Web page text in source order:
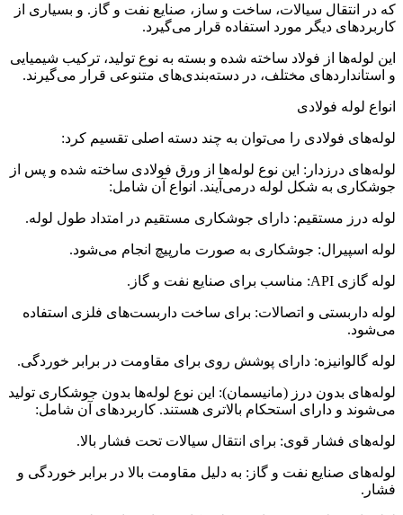
که در انتقال سیالات، ساخت و ساز، صنایع نفت و گاز. و بسیاری از
کاربردهای دیگر مورد استفاده قرار می‌گیرد.
این لوله‌ها از فولاد ساخته شده و بسته به نوع تولید، ترکیب شیمیایی
و استانداردهای مختلف، در دسته‌بندی‌های متنوعی قرار می‌گیرند.
انواع لوله فولادی
لوله‌های فولادی را می‌توان به چند دسته اصلی تقسیم کرد:
لوله‌های درزدار: این نوع لوله‌ها از ورق فولادی ساخته شده و پس از
جوشکاری به شکل لوله درمی‌آیند. انواع آن شامل:
لوله درز مستقیم: دارای جوشکاری مستقیم در امتداد طول لوله.
لوله اسپیرال: جوشکاری به صورت مارپیچ انجام می‌شود.
لوله گازی API: مناسب برای صنایع نفت و گاز.
لوله داربستی و اتصالات: برای ساخت داربست‌های فلزی استفاده
می‌شود.
لوله گالوانیزه: دارای پوشش روی برای مقاومت در برابر خوردگی.
لوله‌های بدون درز (مانیسمان): این نوع لوله‌ها بدون جوشکاری تولید
می‌شوند و دارای استحکام بالاتری هستند. کاربردهای آن شامل:
لوله‌های فشار قوی: برای انتقال سیالات تحت فشار بالا.
لوله‌های صنایع نفت و گاز: به دلیل مقاومت بالا در برابر خوردگی و
فشار.